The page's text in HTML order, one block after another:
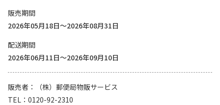
販売期間
2026年05月18日～2026年08月31日
配送期間
2026年06月11日～2026年09月10日
販売者
（株）郵便局物販サービス
TEL
0120-92-2310